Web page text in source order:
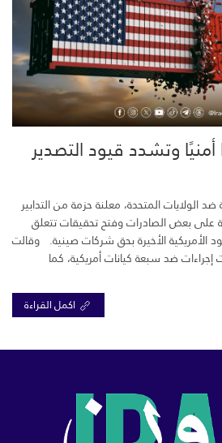
وتشدد قيود التصدير
ضد الولايات المتحدة، معلنة حزمة من التدابير
على بعض الصادرات وفتح تحقيقات تتعلق
الأمريكية الأخيرة بحق شركات صينية. وقالت
إجراءات ضد سبعة كيانات أمريكية، كما
اكمل القراءة